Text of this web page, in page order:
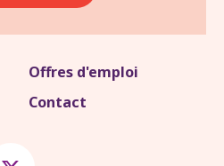
Offres d'emploi
Contact